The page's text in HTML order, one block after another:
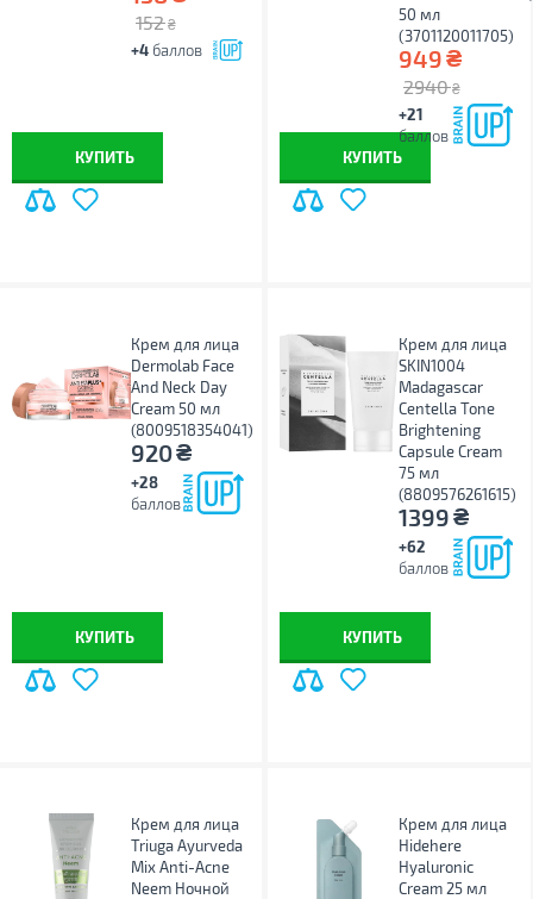
152 ₴
+4 баллов
КУПИТЬ
50 мл
(3701120011705)
949₴
2940 ₴
+21
баллов
КУПИТЬ
Крем для лица
Dermolab Face
And Neck Day
Cream 50 мл
(8009518354041)
920₴
+28
баллов
КУПИТЬ
Крем для лица
SKIN1004
Madagascar
Centella Tone
Brightening
Capsule Cream
75 мл
(8809576261615)
1399₴
+62
баллов
КУПИТЬ
Крем для лица
Triuga Ayurveda
Mix Anti-Acne
Neem Ночной
Крем для лица
Hidehere
Hyaluronic
Cream 25 мл